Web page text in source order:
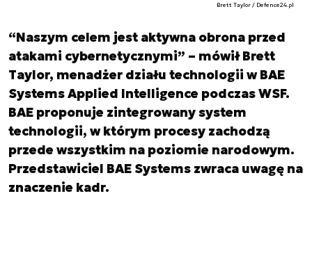
Brett Taylor / Defence24.pl
“Naszym celem jest aktywna obrona przed
atakami cybernetycznymi” – mówił Brett
Taylor, menadżer działu technologii w BAE
Systems Applied Intelligence podczas WSF.
BAE proponuje zintegrowany system
technologii, w którym procesy zachodzą
przede wszystkim na poziomie narodowym.
Przedstawiciel BAE Systems zwraca uwagę na
znaczenie kadr.